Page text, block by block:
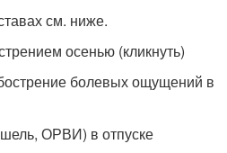
см. ниже.
осенью (кликнуть)
болевых ощущений в
ОРВИ) в отпуске